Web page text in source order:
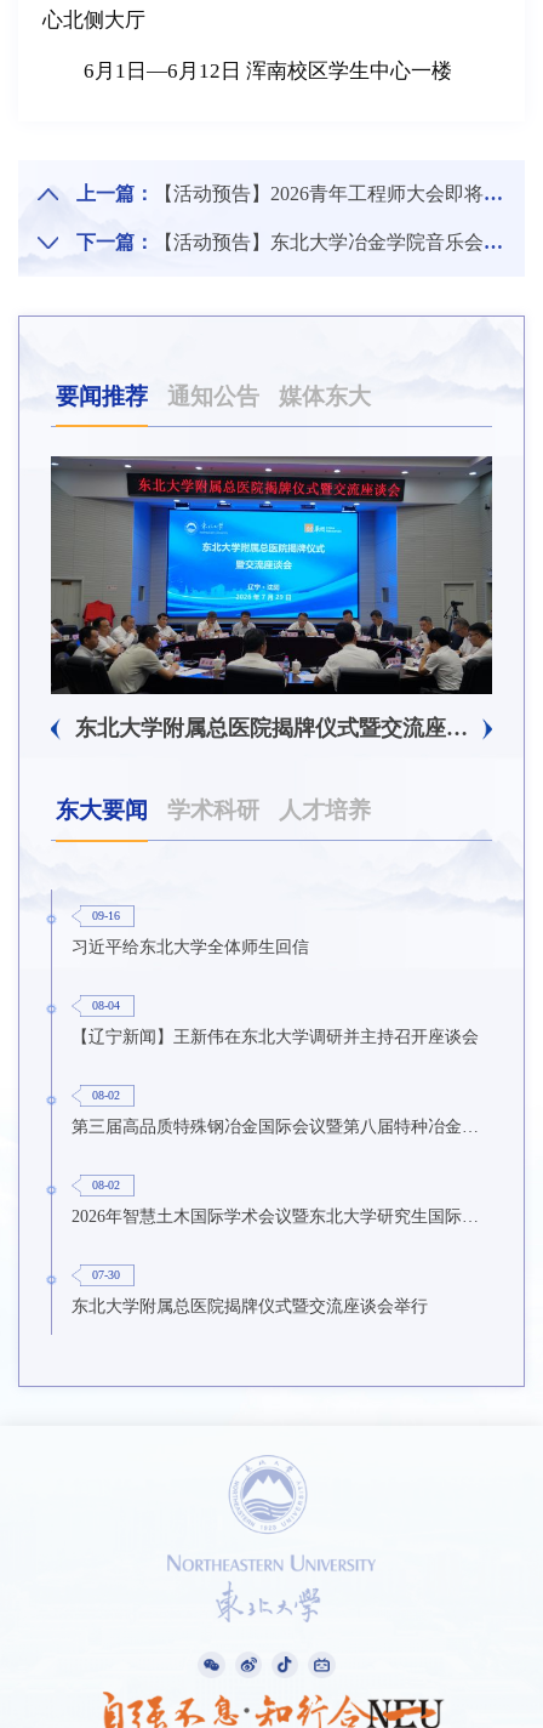
心北侧大厅
6月1日 —6月12日 浑南校区学生中心一楼
上一篇： 【活动预告】2026青年工程师大会即将启幕
下一篇： 【活动预告】东北大学冶金学院音乐会专场
要闻推荐 通知公告 媒体东大
东北大学附属总医院揭牌仪式暨交流座谈会举行
东大要闻 学术科研 人才培养
09-16
习近平给东北大学全体师生回信
08-04
【辽宁新闻】王新伟在东北大学调研并主持召开座谈会
08-02
08-02
2026年智慧土木国际学术会议暨东北大学研究生国际暑期学校第九期在东北大学召开
07-30
东北大学附属总医院揭牌仪式暨交流座谈会举行